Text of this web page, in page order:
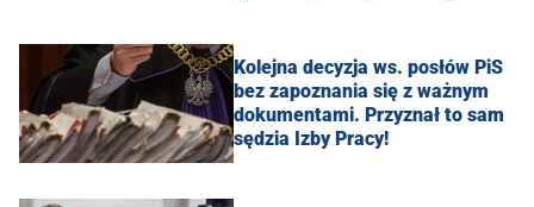
Kolejna decyzja ws. posłów PiS
bez zapoznania się z ważnym
dokumentami. Przyznał to sam
sędzia Izby Pracy!